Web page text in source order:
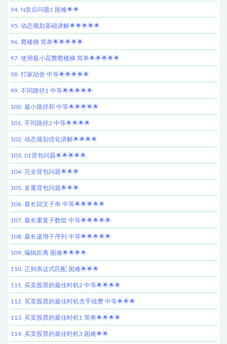
94. N皇后问题1 困难🌟🌟
95. 动态规划基础讲解🌟🌟🌟🌟🌟
96. 爬楼梯 简单🌟🌟🌟🌟🌟
97. 使用最小花费爬楼梯 简单🌟🌟🌟🌟🌟
98. 打家劫舍 中等🌟🌟🌟🌟🌟
99. 不同路径1 中等🌟🌟🌟🌟🌟
100. 最小路径和 中等🌟🌟🌟🌟🌟
101. 不同路径2 中等🌟🌟🌟🌟
102. 动态规划优化讲解🌟🌟🌟🌟
103. 01背包问题🌟🌟🌟🌟🌟
104. 完全背包问题🌟🌟🌟
105. 多重背包问题🌟🌟🌟
106. 最长回文子串 中等🌟🌟🌟🌟🌟
107. 最长重复子数组 中等🌟🌟🌟🌟🌟
108. 最长递增子序列 中等🌟🌟🌟🌟🌟
109. 编辑距离 困难🌟🌟🌟🌟
110. 正则表达式匹配 困难🌟🌟🌟
111. 买卖股票的最佳时机2 中等🌟🌟🌟🌟
112. 买卖股票的最佳时机含手续费 中等🌟🌟🌟
113. 买卖股票的最佳时机1 简单🌟🌟🌟🌟
114. 买卖股票的最佳时机3 困难🌟🌟